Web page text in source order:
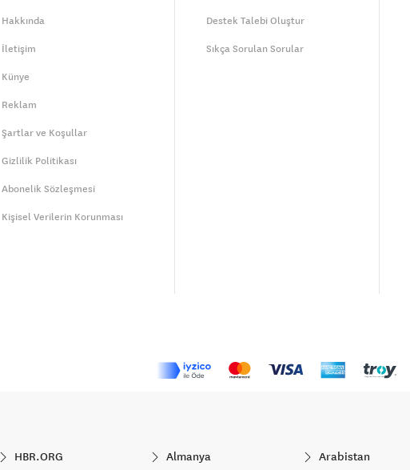
Hakkında
İletişim
Künye
Reklam
Şartlar ve Koşullar
Gizlilik Politikası
Abonelik Sözleşmesi
Kişisel Verilerin Korunması
Destek Talebi Oluştur
Sıkça Sorulan Sorular
HBR.ORG Almanya Arabistan